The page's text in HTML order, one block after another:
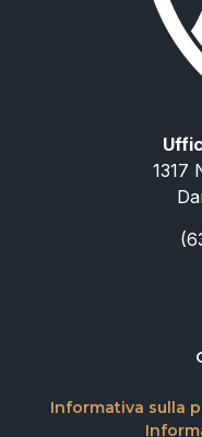
1317
Informativa sulla